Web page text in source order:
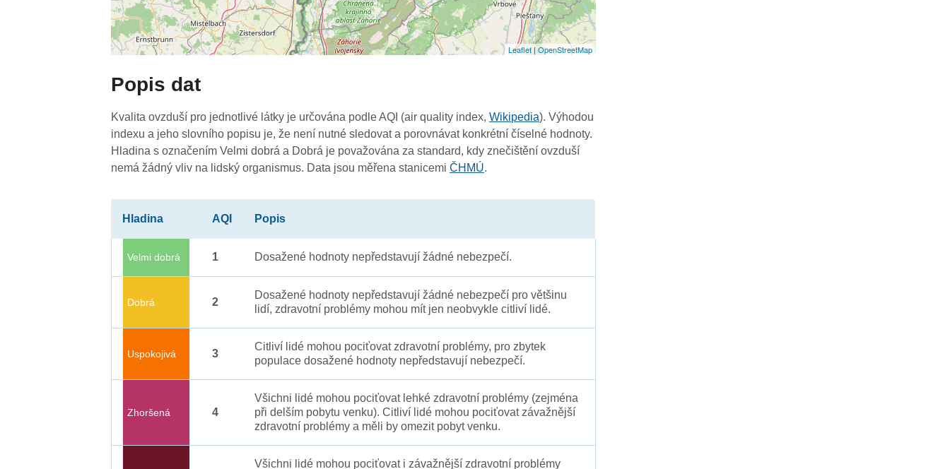
Leaflet| OpenStreetMap
Popis dat
Kvalita ovzduší pro jednotlivé látky je určována podle AQI (air quality index,Wikipedia). Výhodou
indexu a jeho slovního popisu je, že není nutné sledovat a porovnávat konkrétní číselné hodnoty.
Hladina s označením Velmi dobrá a Dobrá je považována za standard, kdy znečištění ovzduší
nemá žádný vliv na lidský organismus. Data jsou měřena stanicemiČHMÚ.
Hladina AQI Popis
Velmi dobrá 1 Dosažené hodnoty nepředstavují žádné nebezpečí.
Dobrá 2
Dosažené hodnoty nepředstavují žádné nebezpečí pro většinu
lidí, zdravotní problémy mohou mít jen neobvykle citliví lidé.
Uspokojivá 3
Citliví lidé mohou pociťovat zdravotní problémy, pro zbytek
populace dosažené hodnoty nepředstavují nebezpečí.
Zhoršená 4
Všichni lidé mohou pociťovat lehké zdravotní problémy (zejména
při delším pobytu venku). Citliví lidé mohou pociťovat závažnější
zdravotní problémy a měli by omezit pobyt venku.
Všichni lidé mohou pociťovat i závažnější zdravotní problémy